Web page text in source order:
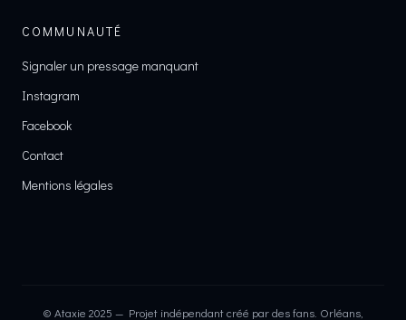
COMMUNAUTÉ
Signaler un pressage manquant
Instagram
Facebook
Contact
Mentions légales
© Ataxie 2025 — Projet indépendant créé par des fans. Orléans,